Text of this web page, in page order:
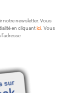
notre newsletter. Vous
en cliquantici. Vous